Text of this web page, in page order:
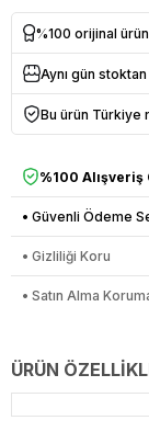
%100 orijinal ürün
Aynı gün
Bu ürün Türkiye
%100 Alışveriş
• Güvenli Ödeme
• Gizliliği Koru
• Satın Alma
ÜRÜN